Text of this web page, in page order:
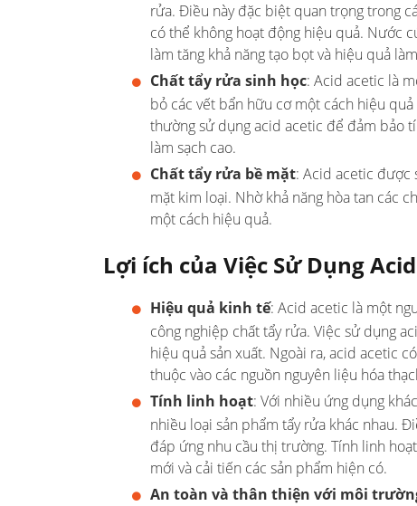
rửa. Điều này đặc biệt quan trọng trong
có thể không hoạt động hiệu quả. Nước
làm tăng khả năng tạo bọt và hiệu quả
Chất tẩy rửa sinh học: Acid acetic là
bỏ các vết bẩn hữu cơ một cách hiệu
thường sử dụng acid acetic để đảm bảo
làm sạch cao.
Chất tẩy rửa bề mặt: Acid acetic được
mặt kim loại. Nhờ khả năng hòa tan các
một cách hiệu quả.
Lợi ích của Việc Sử Dụng
Hiệu quả kinh tế: Acid acetic là một
công nghiệp chất tẩy rửa. Việc sử dụng
hiệu quả sản xuất. Ngoài ra, acid acetic
thuộc vào các nguồn nguyên liệu hóa
Tính linh hoạt: Với nhiều ứng dụng
nhiều loại sản phẩm tẩy rửa khác nhau.
đáp ứng nhu cầu thị trường. Tính linh
mới và cải tiến các sản phẩm hiện có.
An toàn và thân thiện với môi